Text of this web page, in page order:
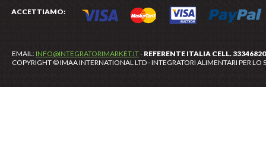
ACCETTIAMO:
EMAIL: INFO@INTEGRATORIMARKET.IT- REFERENTE ITALIA CELL.
COPYRIGHT © IMAA INTERNATIONAL LTD - INTEGRATORI ALIMENTARI PER LO